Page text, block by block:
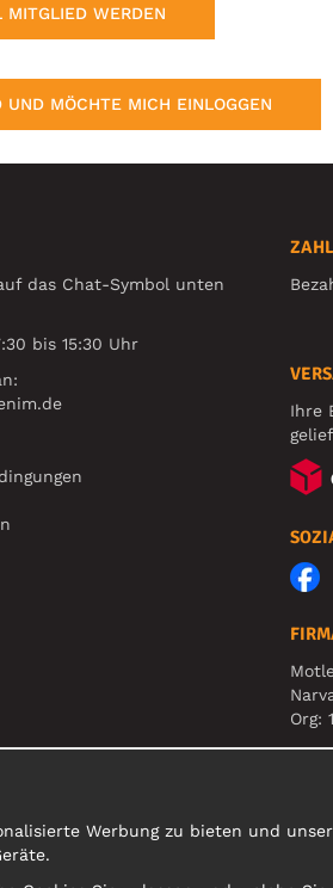
WERDEN
MÖCHTE MICH EINLOGGEN
das Chat-Symbol unten
bis 15:30 Uhr
Ihre
Org:
Werbung zu bieten und